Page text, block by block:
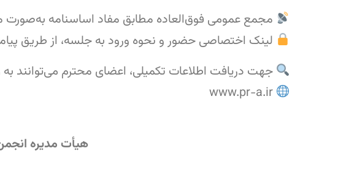
مجمع عمومی فوق‌العاده مطابق مفاد اساسنامه به‌صورت
لینک اختصاصی حضور و نحوه ورود به جلسه، از طریق
جهت دریافت اطلاعات تکمیلی، اعضای محترم می‌توانند
www.pr-a.ir
هیأت مدیره